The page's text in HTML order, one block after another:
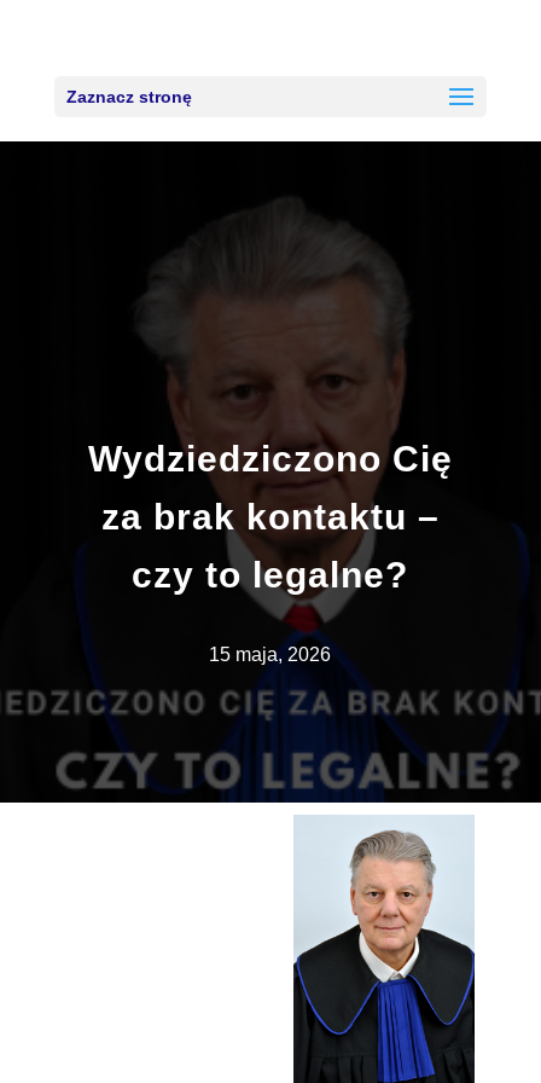
Zaznacz stronę
Wydziedziczono Cię
za brak kontaktu –
czy to legalne?
15 maja, 2026